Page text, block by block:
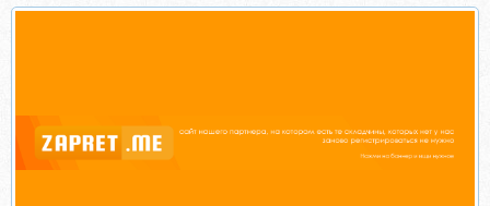
Скачать Сила рода (Ольга Веремеева)